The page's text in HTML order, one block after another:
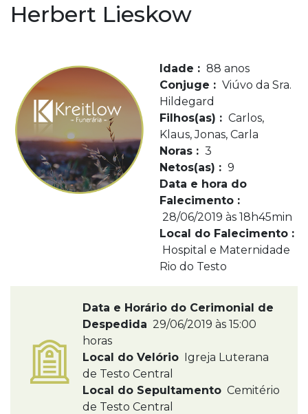
Herbert Lieskow
Idade : 88 anos
Conjuge : Viúvo da Sra.
Hildegard
Filhos(as) : Carlos,
Klaus, Jonas, Carla
Noras : 3
Netos(as) : 9
Data e hora do
Falecimento :
28/06/2019 às 18h45min
Local do Falecimento :
Hospital e Maternidade
Rio do Testo
Data e Horário do Cerimonial de
Despedida 29/06/2019 às 15:00
horas
Local do Velório Igreja Luterana
de Testo Central
Local do Sepultamento Cemitério
de Testo Central